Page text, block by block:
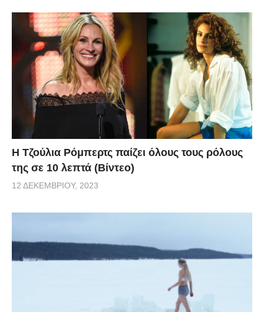
Η Τζούλια Ρόμπερτς παίζει όλους τους ρόλους
της σε 10 λεπτά (Βίντεο)
12 ΔΕΚΕΜΒΡΊΟΥ, 2023